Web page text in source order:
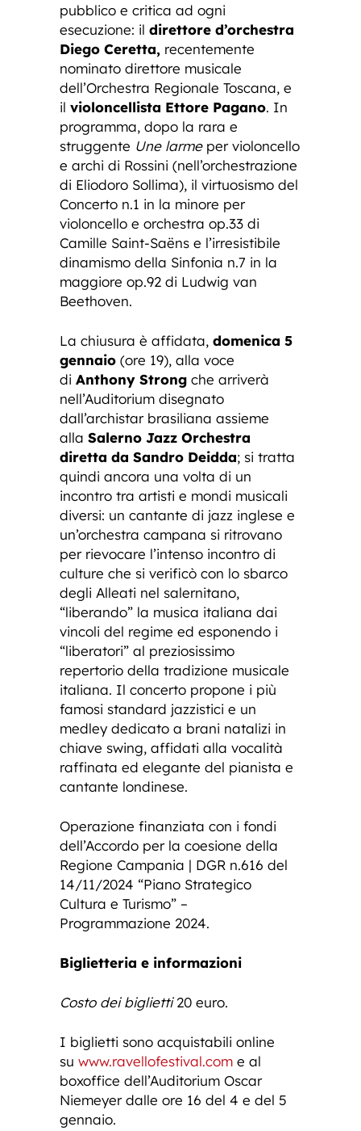
pubblico e critica ad ogni
esecuzione: il direttore d’orchestra
Diego Ceretta, recentemente
nominato direttore musicale
dell’Orchestra Regionale Toscana, e
il violoncellista Ettore Pagano. In
programma, dopo la rara e
struggente Une larmeper violoncello
e archi di Rossini (nell’orchestrazione
di Eliodoro Sollima), il virtuosismo del
Concerto n.1 in la minore per
violoncello e orchestra op.33 di
Camille Saint-Saëns e l’irresistibile
dinamismo della Sinfonia n.7 in la
maggiore op.92 di Ludwig van
Beethoven.
La chiusura è affidata, domenica 5
gennaio (ore 19), alla voce
di Anthony Strong che arriverà
nell’Auditorium disegnato
dall’archistar brasiliana assieme
alla Salerno Jazz Orchestra
diretta da Sandro Deidda; si tratta
quindi ancora una volta di un
incontro tra artisti e mondi musicali
diversi: un cantante di jazz inglese e
un’orchestra campana si ritrovano
per rievocare l’intenso incontro di
culture che si verificò con lo sbarco
degli Alleati nel salernitano,
“liberando” la musica italiana dai
vincoli del regime ed esponendo i
“liberatori” al preziosissimo
repertorio della tradizione musicale
italiana. Il concerto propone i più
famosi standard jazzistici e un
medley dedicato a brani natalizi in
chiave swing, affidati alla vocalità
raffinata ed elegante del pianista e
cantante londinese.
Operazione finanziata con i fondi
dell’Accordo per la coesione della
Regione Campania | DGR n.616 del
14/11/2024 “Piano Strategico
Cultura e Turismo” –
Programmazione 2024.
Biglietteria e informazioni
Costo dei biglietti20 euro.
I biglietti sono acquistabili online
su www.ravellofestival.com e al
boxoffice dell’Auditorium Oscar
Niemeyer dalle ore 16 del 4 e del 5
gennaio.